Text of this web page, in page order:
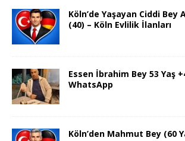
Köln’de Yaşayan Ciddi Bey
(40) – Köln Evlilik İlanları
Essen İbrahim Bey 53 Yaş
WhatsApp
Köln’den Mahmut Bey (60